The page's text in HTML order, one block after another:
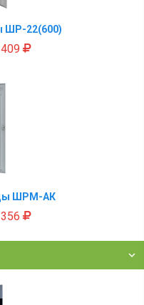
ШР-22(600)
ШРМ-АК